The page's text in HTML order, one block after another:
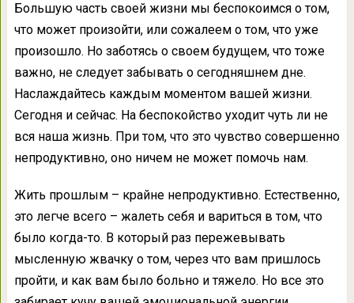
Большую часть своей жизни мы беспокоимся о том,
что может произойти, или сожалеем о том, что уже
произошло. Но заботясь о своем будущем, что тоже
важно, не следует забывать о сегодняшнем дне.
Наслаждайтесь каждым моментом вашей жизни.
Сегодня и сейчас. На беспокойство уходит чуть ли не
вся наша жизнь. При том, что это чувство совершенно
непродуктивно, оно ничем не может помочь нам.
Жить прошлым – крайне непродуктивно. Естественно,
это легче всего – жалеть себя и вариться в том, что
было когда-то. В который раз пережевывать
мысленную жвачку о том, через что вам пришлось
пройти, и как вам было больно и тяжело. Но все это